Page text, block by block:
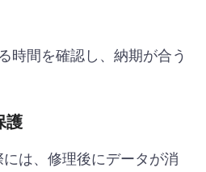
時間を確認し、納期が合う
護
は、修理後にデータが消